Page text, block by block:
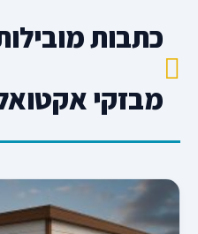
כתבות
מבזקי